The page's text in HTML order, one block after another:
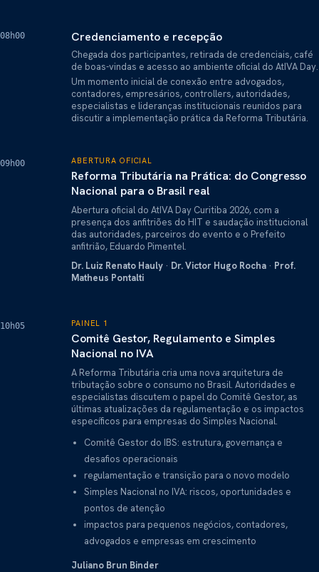
08h00 Credenciamento e recepção
Chegada dos participantes, retirada de credenciais, café
de boas-vindas e acesso ao ambiente oficial do AtIVA Day.
Um momento inicial de conexão entre advogados,
contadores, empresários, controllers, autoridades,
especialistas e lideranças institucionais reunidos para
discutir a implementação prática da Reforma Tributária.
09h00 ABERTURA OFICIAL
Reforma Tributária na Prática: do Congresso
Nacional para o Brasil real
Abertura oficial do AtIVA Day Curitiba 2026, com a
presença dos anfitriões do HIT e saudação institucional
das autoridades, parceiros do evento e o Prefeito
anfitrião, Eduardo Pimentel.
Dr. Luiz Renato Hauly · Dr. Victor Hugo Rocha · Prof.
Matheus Pontalti
10h05 PAINEL 1
Comitê Gestor, Regulamento e Simples
Nacional no IVA
A Reforma Tributária cria uma nova arquitetura de
tributação sobre o consumo no Brasil. Autoridades e
especialistas discutem o papel do Comitê Gestor, as
últimas atualizações da regulamentação e os impactos
específicos para empresas do Simples Nacional.
Comitê Gestor do IBS: estrutura, governança e
desafios operacionais
regulamentação e transição para o novo modelo
Simples Nacional no IVA: riscos, oportunidades e
pontos de atenção
impactos para pequenos negócios, contadores,
advogados e empresas em crescimento
Juliano Brun Binder